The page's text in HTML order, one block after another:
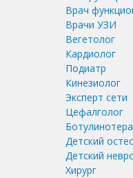
Врач
Врачи УЗИ
Вегетолог
Кардиолог
Подиатр
Кинезиолог
Эксперт сети
Цефалголог
Детский
Детский
Хирург